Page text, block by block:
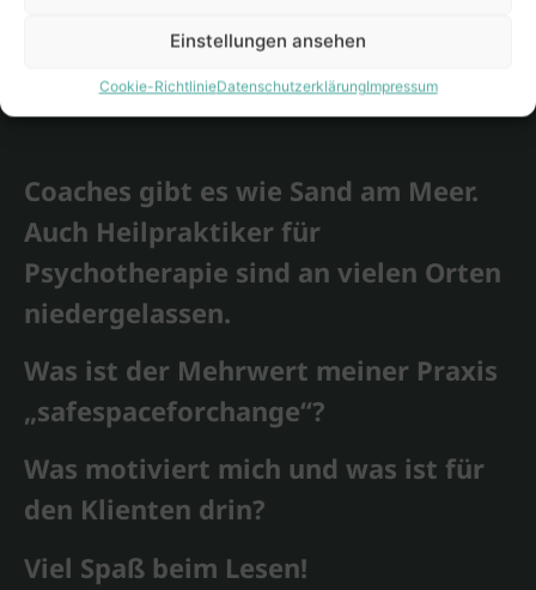
Einstellungen ansehen
Cookie-RichtlinieDatenschutzerklärungImpressum
Coaches gibt es wie Sand am Meer.
Auch Heilpraktiker für
Psychotherapie sind an vielen Orten
niedergelassen.
Was ist der Mehrwert meiner Praxis
„safespaceforchange“?
Was motiviert mich und was ist für
den Klienten drin?
Viel Spaß beim Lesen!